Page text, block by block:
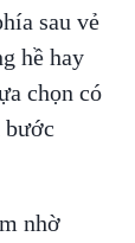
sau vẻ
hề hay
chọn có
bước
nhờ